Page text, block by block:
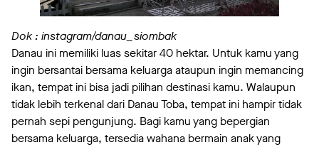
Dok : instagram/danau_siombak
Danau ini memiliki luas sekitar 40 hektar. Untuk kamu yang
ingin bersantai bersama keluarga ataupun ingin memancing
ikan, tempat ini bisa jadi pilihan destinasi kamu. Walaupun
tidak lebih terkenal dari Danau Toba, tempat ini hampir tidak
pernah sepi pengunjung. Bagi kamu yang bepergian
bersama keluarga, tersedia wahana bermain anak yang